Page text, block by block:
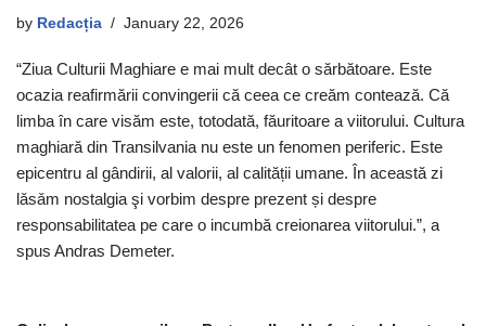
by Redacția January 22, 2026
“Ziua Culturii Maghiare e mai mult decât o sărbătoare. Este
ocazia reafirmării convingerii că ceea ce creăm contează. Că
limba în care visăm este, totodată, făuritoare a viitorului. Cultura
maghiară din Transilvania nu este un fenomen periferic. Este
epicentru al gândirii, al valorii, al calității umane. În această zi
lǎsǎm nostalgia şi vorbim despre prezent și despre
responsabilitatea pe care o incumbă creionarea viitorului.”, a
spus Andras Demeter.